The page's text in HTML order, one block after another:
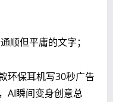
顺但平庸的文字；
环保耳机写30秒广告
AI瞬间变身创意总